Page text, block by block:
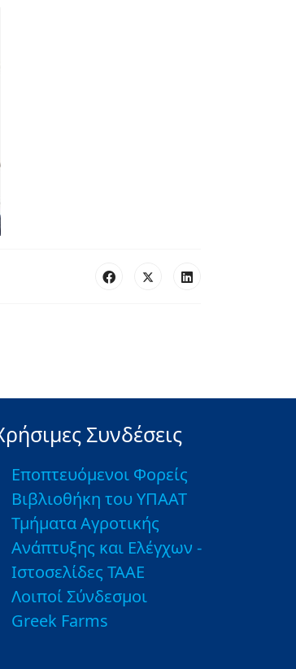
Συνδέσεις
Εποπτευόμενοι Φορείς
Βιβλιοθήκη του ΥΠΑΑΤ
Τμήματα Αγροτικής
Ανάπτυξης και Ελέγχων -
Ιστοσελίδες ΤΑΑΕ
Λοιποί Σύνδεσμοι
Greek Farms